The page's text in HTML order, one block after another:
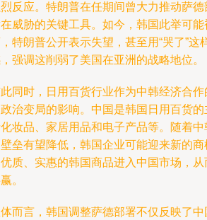
反应。特朗普在任期间曾大力推动萨
威胁的关键工具。如今，韩国此举可
特朗普公开表示失望，甚至用“哭了”这
强调这削弱了美国在亚洲的战略地位。
同时，日用百货行业作为中韩经济合
治变局的影响。中国是韩国日用百货
妆品、家居用品和电子产品等。随着
垒有望降低，韩国企业可能迎来新的
质、实惠的韩国商品进入中国市场，
。
而言，韩国调整萨德部署不仅反映了